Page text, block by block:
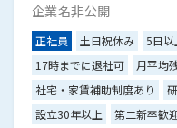
企業名非公開
正社員 土日祝休み
5日以
17時までに退社可
月平均
社宅・家賃補助制度あり
設立30年以上
第二新卒歓